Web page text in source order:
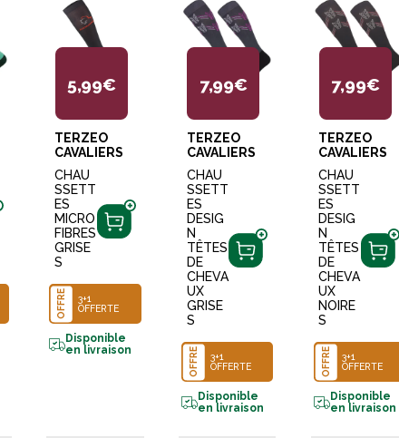
5,99€
TERZEO
CAVALIERS
CHAU
SSETT
ES
MICRO
FIBRES
GRISE
S
OFFRE
3+1
OFFERTE
Disponible
en livraison
7,99€
TERZEO
CAVALIERS
CHAU
SSETT
ES
DESIG
N
TÊTES
DE
CHEVA
UX
GRISE
S
OFFRE
3+1
OFFERTE
Disponible
en livraison
7,99€
TERZEO
CAVALIERS
CHAU
SSETT
ES
DESIG
N
TÊTES
DE
CHEVA
UX
NOIRE
S
OFFRE
3+1
OFFERTE
Disponible
en livraison